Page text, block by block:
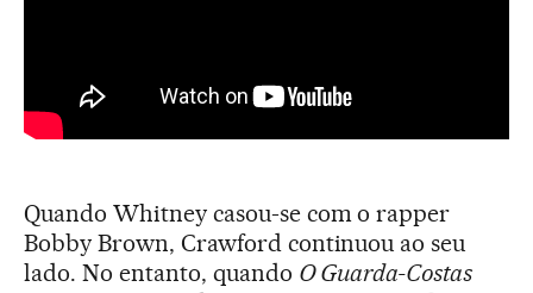
Quando Whitney casou-se com o rapper
Bobby Brown, Crawford continuou ao seu
lado. No entanto, quando O Guarda-Costas